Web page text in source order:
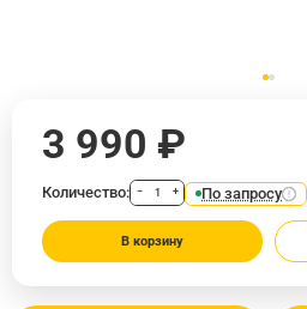
3 990 ₽
Количество: − + По запросу
В корзину